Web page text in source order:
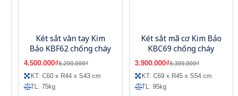
Két sắt vân tay Kim
Bảo KBF62 chống cháy
4.500.000₫6.200.000₫
KT: C60 x R44 x S43 cm
TL: 75kg
Két sắt mã cơ Kim Bảo
KBC69 chống cháy
3.900.000₫6.300.000₫
KT: C69 x R45 x S54 cm
TL: 95kg